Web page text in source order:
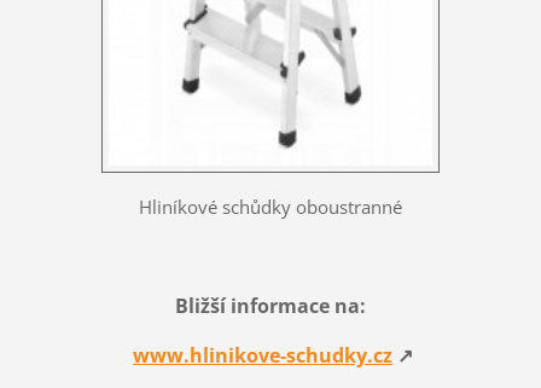
Hliníkové schůdky oboustranné
Bližší informace na:
www.hlinikove-schudky.cz ↗